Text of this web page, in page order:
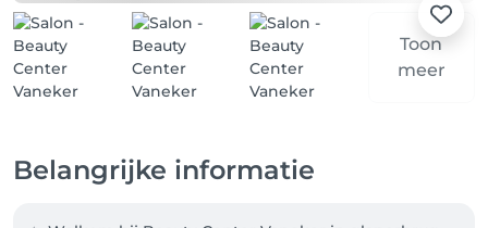
Toon
meer
Belangrijke informatie